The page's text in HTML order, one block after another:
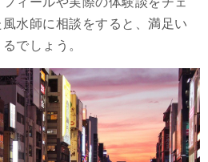
水師に相談をすると、満足い
でしょう。